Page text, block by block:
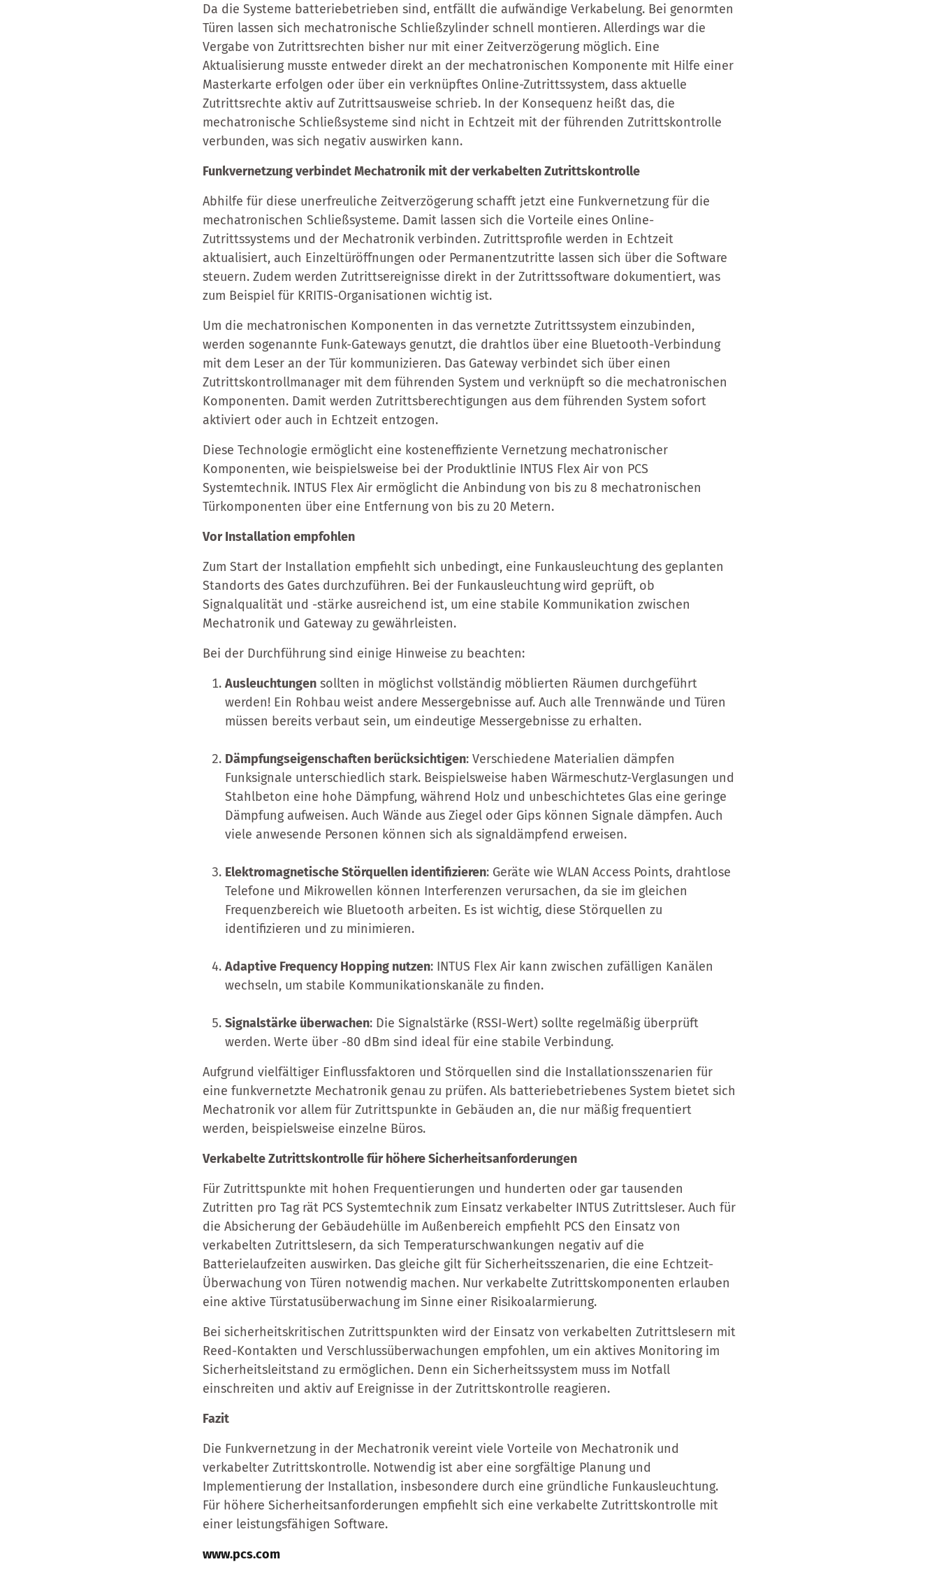
Da die Systeme batteriebetrieben sind, entfällt die aufwändige Verkabelung. Bei genormten
Türen lassen sich mechatronische Schließzylinder schnell montieren. Allerdings war die
Vergabe von Zutrittsrechten bisher nur mit einer Zeitverzögerung möglich. Eine
Aktualisierung musste entweder direkt an der mechatronischen Komponente mit Hilfe einer
Masterkarte erfolgen oder über ein verknüpftes Online-Zutrittssystem, dass aktuelle
Zutrittsrechte aktiv auf Zutrittsausweise schrieb. In der Konsequenz heißt das, die
mechatronische Schließsysteme sind nicht in Echtzeit mit der führenden Zutrittskontrolle
verbunden, was sich negativ auswirken kann.
Funkvernetzung verbindet Mechatronik mit der verkabelten Zutrittskontrolle
Abhilfe für diese unerfreuliche Zeitverzögerung schafft jetzt eine Funkvernetzung für die
mechatronischen Schließsysteme. Damit lassen sich die Vorteile eines Online-
Zutrittssystems und der Mechatronik verbinden. Zutrittsprofile werden in Echtzeit
aktualisiert, auch Einzeltüröffnungen oder Permanentzutritte lassen sich über die Software
steuern. Zudem werden Zutrittsereignisse direkt in der Zutrittssoftware dokumentiert, was
zum Beispiel für KRITIS-Organisationen wichtig ist.
Um die mechatronischen Komponenten in das vernetzte Zutrittssystem einzubinden,
werden sogenannte Funk-Gateways genutzt, die drahtlos über eine Bluetooth-Verbindung
mit dem Leser an der Tür kommunizieren. Das Gateway verbindet sich über einen
Zutrittskontrollmanager mit dem führenden System und verknüpft so die mechatronischen
Komponenten. Damit werden Zutrittsberechtigungen aus dem führenden System sofort
aktiviert oder auch in Echtzeit entzogen.
Diese Technologie ermöglicht eine kosteneffiziente Vernetzung mechatronischer
Komponenten, wie beispielsweise bei der Produktlinie INTUS Flex Air von PCS
Systemtechnik. INTUS Flex Air ermöglicht die Anbindung von bis zu 8 mechatronischen
Türkomponenten über eine Entfernung von bis zu 20 Metern.
Vor Installation empfohlen
Zum Start der Installation empfiehlt sich unbedingt, eine Funkausleuchtung des geplanten
Standorts des Gates durchzuführen. Bei der Funkausleuchtungwird geprüft, ob
Signalqualität und -stärke ausreichend ist, um eine stabile Kommunikation zwischen
Mechatronik und Gateway zu gewährleisten.
Bei der Durchführung sind einige Hinweise zu beachten:
Ausleuchtungen sollten in möglichst vollständig möblierten Räumen durchgeführt
werden! Ein Rohbau weist andere Messergebnisse auf. Auch alle Trennwände und Türen
müssen bereits verbaut sein, um eindeutige Messergebnisse zu erhalten.
Dämpfungseigenschaften berücksichtigen: Verschiedene Materialien dämpfen
Funksignale unterschiedlich stark. Beispielsweise haben Wärmeschutz-Verglasungen und
Stahlbeton eine hohe Dämpfung, während Holz und unbeschichtetes Glas eine geringe
Dämpfung aufweisen. Auch Wände aus Ziegel oder Gips können Signale dämpfen. Auch
viele anwesende Personen können sich als signaldämpfend erweisen.
Elektromagnetische Störquellen identifizieren: Geräte wie WLAN Access Points, drahtlose
Telefone und Mikrowellen können Interferenzen verursachen, da sie im gleichen
Frequenzbereich wie Bluetooth arbeiten. Es ist wichtig, diese Störquellen zu
identifizieren und zu minimieren.
Adaptive Frequency Hopping nutzen: INTUS Flex Air kann zwischen zufälligen Kanälen
wechseln, um stabile Kommunikationskanäle zu finden.
Signalstärke überwachen: Die Signalstärke (RSSI-Wert) sollte regelmäßig überprüft
werden. Werte über -80 dBm sind ideal für eine stabile Verbindung.
Aufgrund vielfältiger Einflussfaktoren und Störquellen sind die Installationsszenarien für
eine funkvernetzte Mechatronik genau zu prüfen. Als batteriebetriebenes System bietet sich
Mechatronik vor allem für Zutrittspunkte in Gebäuden an, die nur mäßig frequentiert
werden, beispielsweise einzelne Büros.
Verkabelte Zutrittskontrolle für höhere Sicherheitsanforderungen
Für Zutrittspunkte mit hohen Frequentierungen und hunderten oder gar tausenden
Zutritten pro Tag rät PCS Systemtechnik zum Einsatz verkabelter INTUS Zutrittsleser. Auch für
die Absicherung der Gebäudehülle im Außenbereich empfiehlt PCS den Einsatz von
verkabelten Zutrittslesern, da sich Temperaturschwankungen negativ auf die
Batterielaufzeiten auswirken. Das gleiche gilt für Sicherheitsszenarien, die eine Echtzeit-
Überwachung von Türen notwendig machen. Nur verkabelte Zutrittskomponenten erlauben
eine aktive Türstatusüberwachung im Sinne einer Risikoalarmierung.
Bei sicherheitskritischen Zutrittspunkten wird der Einsatz von verkabelten Zutrittslesern mit
Reed-Kontakten und Verschlussüberwachungen empfohlen, um ein aktives Monitoring im
Sicherheitsleitstand zu ermöglichen. Denn ein Sicherheitssystem muss im Notfall
einschreiten und aktiv auf Ereignisse in der Zutrittskontrolle reagieren.
Fazit
Die Funkvernetzung in der Mechatronik vereint viele Vorteile von Mechatronik und
verkabelter Zutrittskontrolle. Notwendig ist aber eine sorgfältige Planung und
Implementierung der Installation, insbesondere durch eine gründliche Funkausleuchtung.
Für höhere Sicherheitsanforderungen empfiehlt sich eine verkabelte Zutrittskontrolle mit
einer leistungsfähigen Software.
www.pcs.com